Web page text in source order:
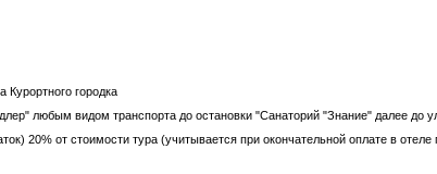
Курортного городка
любым видом транспорта до остановки "Санаторий "Знание" далее до
20% от стоимости тура (учитывается при окончательной оплате в